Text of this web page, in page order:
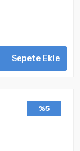
Sepete Ekle
%5